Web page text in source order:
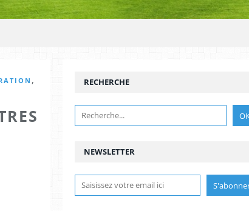
,
NEWSLETTER
RECHERCHE